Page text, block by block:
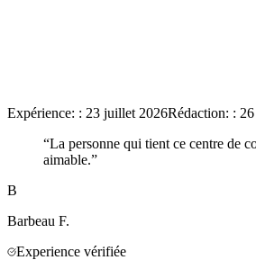
Expérience: : 23 juillet 2026Rédaction: :
“La personne qui tient ce centre de
aimable.”
B
Barbeau F.
Experience vérifiée